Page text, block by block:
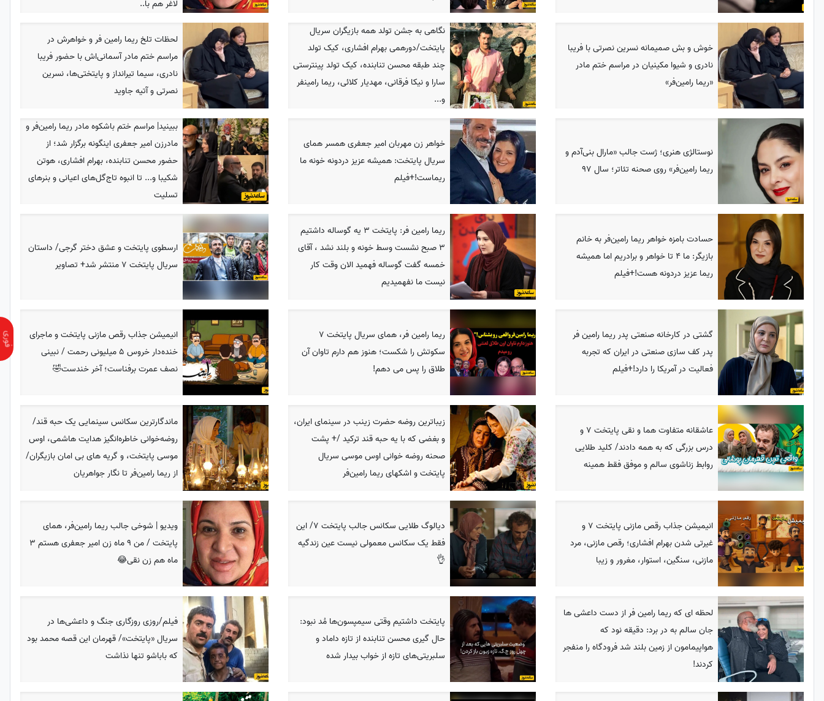
لاغر هم با..
خوش و بش صمیمانه نسرین نصرتی با فریبا
نادری و شیوا مکینیان در مراسم ختم مادر
«ریما رامین‌فر»
نگاهی به جشن تولد همه بازیگران سریال
پایتخت/دورهمی بهرام افشاری، کیک تولد
چند طبقه محسن تنابنده، کیک تولد پینترستی
سارا و نیکا فرقانی، مهدیار کلائی، ریما رامینفر
و...
لحظات تلخ ریما رامین فر و خواهرش در
مراسم ختم مادر آسمانی‌اش با حضور فریبا
نادری، سیما تیرانداز و پایتختی‌ها، نسرین
نصرتی و آتیه جاوید
نوستالژی هنری؛ ژست جالب «مارال بنی‌آدم و
ریما رامین‌فر» روی صحنه تئاتر؛ سال 97
خواهر زن مهربان امیر جعفری همسر همای
سریال پایتخت: همیشه عزیز دردونه خونه ما
ریماست!+فیلم
ببینید| مراسم ختم باشکوه مادر ریما رامین‌فر و
مادرزن امیر جعفری اینگونه برگزار شد؛ از
حضور محسن تنابنده، بهرام افشاری، هوتن
شکیبا و... تا انبوه تاج‌گل‌های اعیانی و بنرهای
تسلیت
حسادت بامزه خواهر ریما رامین‌فر به خانم
بازیگر: ما 4 تا خواهر و برادریم اما همیشه
ریما عزیز دردونه هست!+فیلم
ریما رامین فر: پایتخت 3 یه گوساله داشتیم
3 صبح نشست وسط خونه و بلند نشد ، آقای
خمسه گفت گوساله فهمید الان وقت کار
نیست ما نفهمیدیم
ارسطوی پایتخت و عشق دختر گرجی/ داستان
سریال پایتخت 7 منتشر شد+ تصاویر
گشتی در کارخانه صنعتی پدر ریما رامین فر
پدر کف سازی صنعتی در ایران که تجربه
فعالیت در آمریکا را دارد!+فیلم
ریما رامین فر، همای سریال پایتخت 7
سکوتش را شکست؛ هنوز هم دارم تاوان آن
طلاق را پس می دهم!
انیمیشن جذاب رقص مازنی پایتخت و ماجرای
خنده‌دار خروس 5 میلیونی رحمت / نبینی
نصف عمرت برفناست؛ آخر خندست🤣
عاشقانه متفاوت هما و نقی پایتخت 7 و
درس بزرگی که به همه دادند/ کلید طلایی
روابط زناشوی سالم و موفق فقط همینه
زیباترین روضه حضرت زینب در سینمای ایران،
و بغضی که با یه حبه قند ترکید /+ پشت
صحنه روضه خوانی اوس موسی سریال
پایتخت و اشکهای ریما رامین‌فر
ماندگارترین سکانس سینمایی یک حبه قند/
روضه‌خوانی خاطره‌انگیز هدایت هاشمی، اوس
موسی پایتخت، و گریه های بی امان بازیگران/
از ریما رامین‌فر تا نگار جواهریان
انیمیشن جذاب رقص مازنی پایتخت 7 و
غیرتی شدن بهرام افشاری؛ رقص مازنی، مرد
مازنی، سنگین، استوار، مغرور و زیبا
دیالوگ طلایی سکانس جالب پایتخت 7/ این
فقط یک سکانس معمولی نیست عین زندگیه
👌
ویدیو | شوخی جالب ریما رامین‌فر، همای
پایتخت / من 9 ماه زن امیر جعفری هستم 3
ماه هم زن نقی😂
لحظه ای که ریما رامین فر از دست داعشی ها
جان سالم به در برد: دقیقه نود که
هواپیمامون از زمین بلند شد فرودگاه را منفجر
کردند!
پایتخت داشتیم وقتی سیمپسون‌ها مُد نبود:
حال گیری محسن تنابنده از تازه داماد و
سلبریتی‌های تازه از خواب بیدار شده
فیلم/روزی روزگاری جنگ و داعشی‌ها در
سریال «پایتخت»/ قهرمان این قصه محمد بود
که باباشو تنها نذاشت